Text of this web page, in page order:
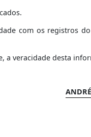
com os registros
a veracidade desta